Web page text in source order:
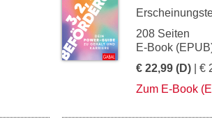
208 Seiten
E-Book
€ 22,99 (D) | €
Zum E-Book